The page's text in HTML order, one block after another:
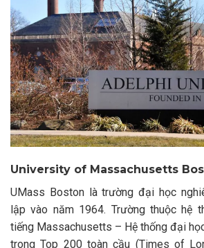
University of Massachusetts
UMass Boston là trường đại học
lập vào năm 1964. Trường thuộc hệ
tiếng Massachusetts – Hệ thống đại
trong Top 200 toàn cầu (Times of